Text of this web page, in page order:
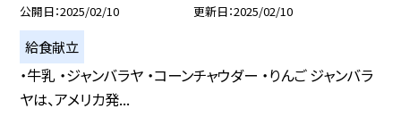
公開日 2025/02/10 更新日 2025/02/10
給食献立
・牛乳 ・ジャンバラヤ ・コーンチャウダー ・りんご ジャンバラ
ヤは、アメリカ発...